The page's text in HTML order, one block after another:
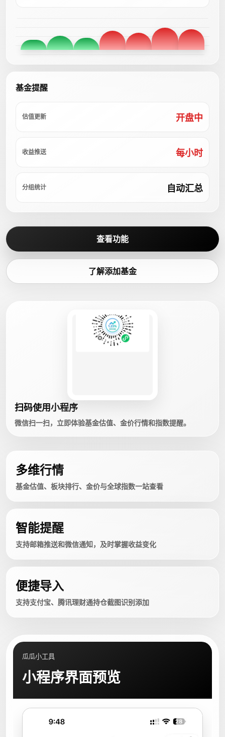
基金提醒
估值更新 开盘中
收益推送 每小时
分组统计 自动汇总
查看功能
了解添加基金
扫码使用小程序
微信扫一扫，立即体验基金估值、金价行情和指数提醒。
多维行情
基金估值、板块排行、金价与全球指数一站查看
智能提醒
支持邮箱推送和微信通知，及时掌握收益变化
便捷导入
支持支付宝、腾讯理财通持仓截图识别添加
瓜瓜小工具
小程序界面预览